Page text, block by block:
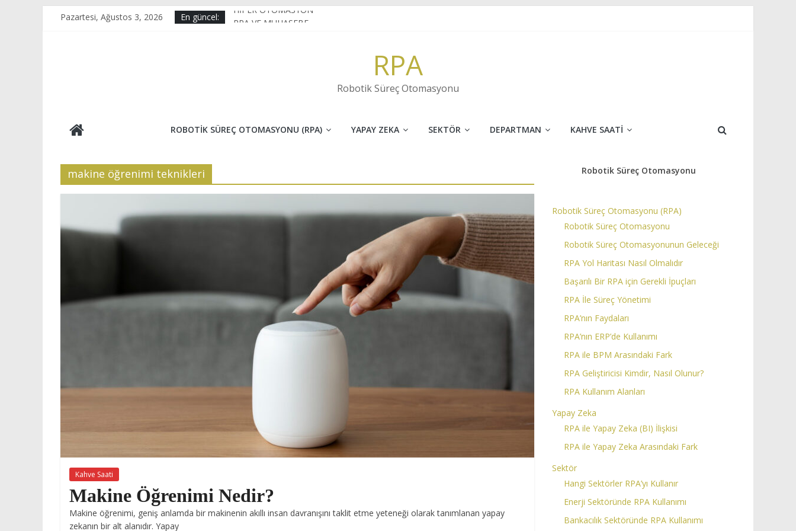
Pazartesi, Ağustos 3, 2026 En güncel:
HİPER OTOMASYON
OPTİK KARAKTER TANIMA(OCR) NEDİR?RPA
Robotik Süreç Otomasyonu
ROBOTIK SÜREÇ OTOMASYONU (RPA) YAPAY ZEKA SEKTÖR DEPARTMAN KAHVE SAATI
makine öğrenimi teknikleri
Kahve Saati
Makine Öğrenimi Nedir?
Makine öğrenimi, geniş anlamda bir makinenin akıllı insan davranışını taklit etme yeteneği olarak tanımlanan yapay
zekanın bir alt alanıdır. Yapay
Robotik Süreç Otomasyonu
Robotik Süreç Otomasyonu (RPA)
Robotik Süreç Otomasyonu
Robotik Süreç Otomasyonunun Geleceği
RPA Yol Haritası Nasıl Olmalıdır
Başarılı Bir RPA için Gerekli İpuçları
RPA İle Süreç Yönetimi
RPA’nın Faydaları
RPA’nın ERP’de Kullanımı
RPA ile BPM Arasındaki Fark
RPA Geliştiricisi Kimdir, Nasıl Olunur?
RPA Kullanım Alanları
Yapay Zeka
RPA ile Yapay Zeka (BI) İlişkisi
RPA ile Yapay Zeka Arasındaki Fark
Sektör
Hangi Sektörler RPA’yı Kullanır
Enerji Sektöründe RPA Kullanımı
Bankacılık Sektöründe RPA Kullanımı